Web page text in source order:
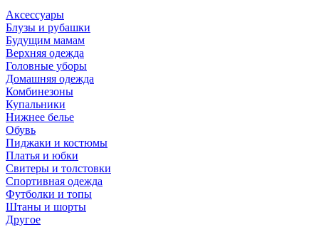
Аксессуары
Блузы и рубашки
Будущим мамам
Верхняя одежда
Головные уборы
Домашняя одежда
Комбинезоны
Купальники
Нижнее белье
Обувь
Пиджаки и костюмы
Платья и юбки
Свитеры и толстовки
Спортивная одежда
Футболки и топы
Штаны и шорты
Другое